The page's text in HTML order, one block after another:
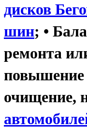
дисков
шин; •
ремонта
повышение
очищение,